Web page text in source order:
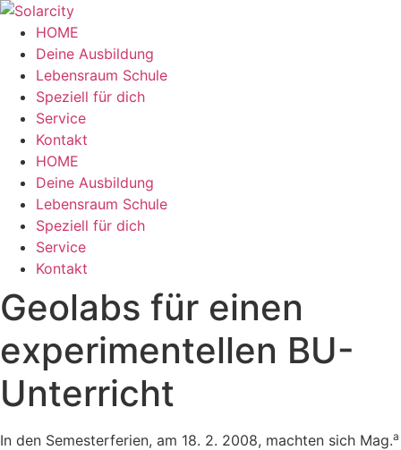
Zum
Inhalt
wechseln
HOME
Deine Ausbildung
Lebensraum Schule
Speziell für dich
Service
Kontakt
Menü HOME
Deine Ausbildung
Lebensraum Schule
Speziell für dich
Service
Kontakt
Geolabs für einen
experimentellen BU-
Unterricht
In den Semesterferien, am 18. 2. 2008, machten sich Mag.a